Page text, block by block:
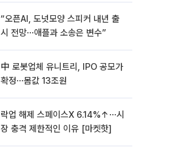
“오픈AI, 도넛모양 스피커 내년 출
시 전망⋯애플과 소송은 변수”
中 로봇업체 유니트리, IPO 공모가
확정⋯몸값 13조원
락업 해제 스페이스X 6.14%↑⋯시
장 충격 제한적인 이유 [마켓핫]